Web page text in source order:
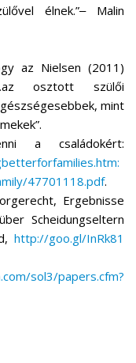
élnek.”‒ Malin
az Nielsen (2011)
osztott szülői
mint
a családokért:
47701118.pdf.
Ergebnisse
Scheidungseltern
http://goo.gl/InRk81
sol3/papers.cfm?